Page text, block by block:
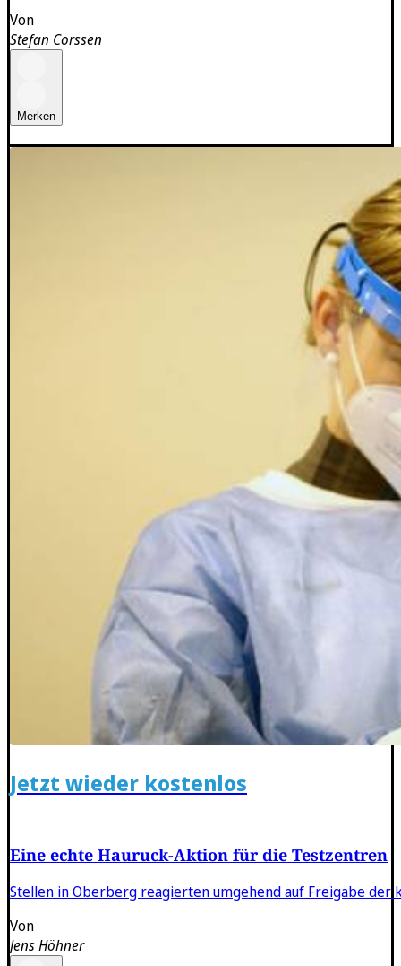
Von
Stefan Corssen
Merken
Jetzt wieder kostenlos
Eine echte Hauruck-Aktion für die Testzentren
Stellen in Oberberg reagierten umgehend auf Freigabe der
Von
Jens Höhner